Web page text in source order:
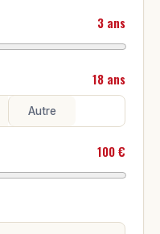
3 ans
18 ans
100 €